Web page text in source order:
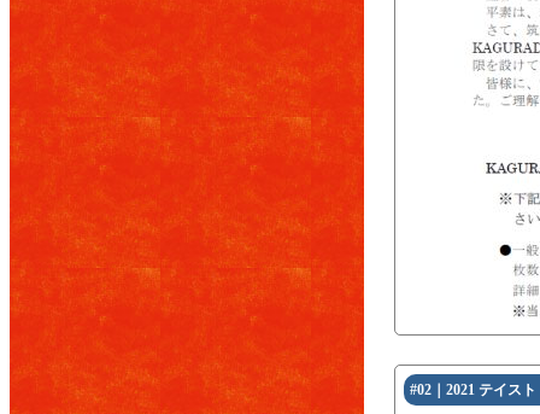
#02｜2021 テイス